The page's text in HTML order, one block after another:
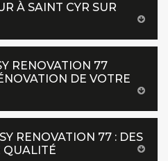
À SAINT CYR SUR
RENOVATION 77
DE VOTRE
RENOVATION 77 : DES
QUALITÉ